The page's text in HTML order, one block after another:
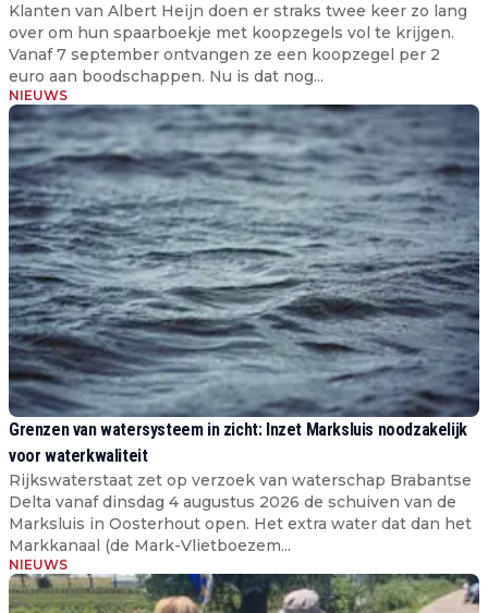
Klanten van Albert Heijn doen er straks twee keer zo lang
over om hun spaarboekje met koopzegels vol te krijgen.
Vanaf 7 september ontvangen ze een koopzegel per 2
euro aan boodschappen. Nu is dat nog...
NIEUWS
Grenzen van watersysteem in zicht: Inzet Marksluis noodzakelijk
voor waterkwaliteit
Rijkswaterstaat zet op verzoek van waterschap Brabantse
Delta vanaf dinsdag 4 augustus 2026 de schuiven van de
Marksluis in Oosterhout open. Het extra water dat dan het
Markkanaal (de Mark-Vlietboezem...
NIEUWS